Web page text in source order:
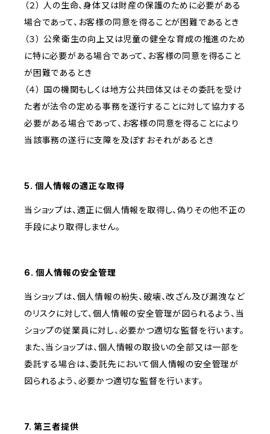
（２） 人の生命、身体又は財産の保護のために必要がある
場合であって、お客様の同意を得ることが困難であるとき
（３） 公衆衛生の向上又は児童の健全な育成の推進のため
に特に必要がある場合であって、お客様の同意を得ること
が困難であるとき
（４） 国の機関もしくは地方公共団体又はその委託を受け
た者が法令の定める事務を遂行することに対して協力する
必要がある場合であって、お客様の同意を得ることにより
当該事務の遂行に支障を及ぼすおそれがあるとき
5. 個人情報の適正な取得
当ショップは、適正に個人情報を取得し、偽りその他不正の
手段により取得しません。
6. 個人情報の安全管理
当ショップは、個人情報の紛失、破壊、改ざん及び漏洩など
のリスクに対して、個人情報の安全管理が図られるよう、当
ショップの従業員に対し、必要かつ適切な監督を行います。
また、当ショップは、個人情報の取扱いの全部又は一部を
委託する場合は、委託先において個人情報の安全管理が
図られるよう、必要かつ適切な監督を行います。
7. 第三者提供